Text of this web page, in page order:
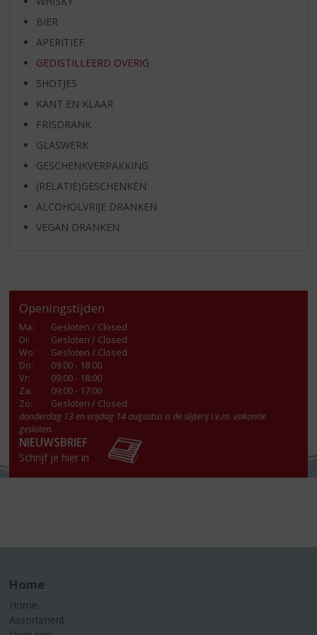
BIER
APERITIEF
GEDISTILLEERD OVERIG
SHOTJES
KANT EN KLAAR
FRISDRANK
GLASWERK
GESCHENKVERPAKKING
(RELATIE)GESCHENKEN
ALCOHOLVRIJE DRANKEN
VEGAN DRANKEN
Openingstijden
Ma:
Gesloten / Closed
Di:
Gesloten / Closed
Wo:
Gesloten / Closed
Do:
09:00 - 18:00
Vr:
09:00 - 18:00
Za:
09:00 - 17:00
Zo:
Gesloten / Closed
donderdag 13 en vrijdag 14 augustus is de slijterij i.v.m. vakantie
gesloten.
NIEUWSBRIEF
Schrijf je hier in
Home
Home
Assortiment